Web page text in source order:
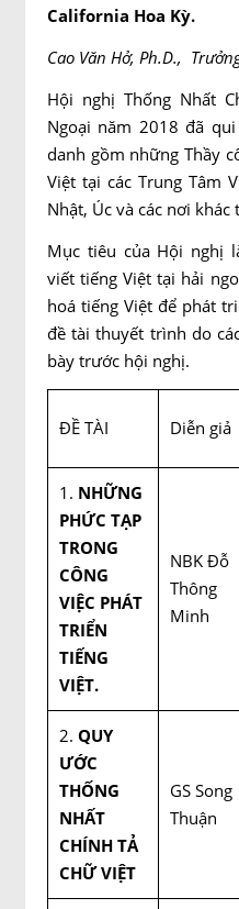
California Hoa Kỳ.
Cao Văn Hở, Ph.D.,
Hội nghị Thống Nhất
Ngoại năm 2018 đã
danh gồm những Thầy
Việt tại các Trung Tâm
Nhật, Úc và các nơi khác
Mục tiêu của Hội nghị
viết tiếng Việt tại hải
hoá tiếng Việt để phát
đề tài thuyết trình do
bày trước hội nghị.
ĐỀ TÀI Diễn giả
1. NHỮNG
PHỨC TẠP
TRONG
CÔNG
VIỆC PHÁT
TRIỂN
TIẾNG
VIỆT.
NBK Đỗ
Thông
Minh
2. QUY
ƯỚC
THỐNG
NHẤT
CHÍNH TẢ
CHỮ VIỆT
GS Song
Thuận